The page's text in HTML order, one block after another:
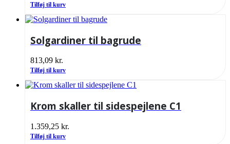
Tilføj til kurv
Solgardiner til bagrude
813,09 kr.
Tilføj til kurv
Krom skaller til sidespejlene C1
1.359,25 kr.
Tilføj til kurv